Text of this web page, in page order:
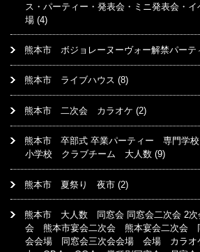
ス・パーティー・発表会・ミニ発表会・
場 (4)
熊本市 ボジョレーヌーヴォー解禁パー
熊本市 ライブハウス (8)
熊本市 二次会 カラオケ (2)
熊本市 卒部式 卒業パーティー 専門
小学校 クラブチーム 大人数 (9)
熊本市 夏祭り 夜市 (2)
熊本市 大人数 同窓会 同窓会二次会 2
会 熊本市宴会二次会 熊本宴会二次会
会会場 同窓会三次会会場 会場 カラ